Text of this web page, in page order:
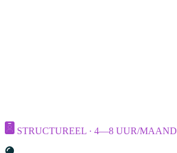
STRUCTUREEL · 4—8 UUR/MAAND